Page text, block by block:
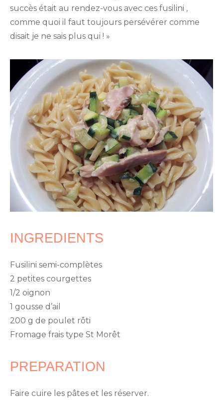
succès était au rendez-vous avec ces fusilini ,
comme quoi il faut toujours persévérer comme
disait je ne sais plus qui ! »
INGREDIENTS
Fusilini semi-complètes
2 petites courgettes
1/2 oignon
1 gousse d’ail
200 g de poulet rôti
Fromage frais type St Morêt
PREPARATION
Faire cuire les pâtes et les réserver.